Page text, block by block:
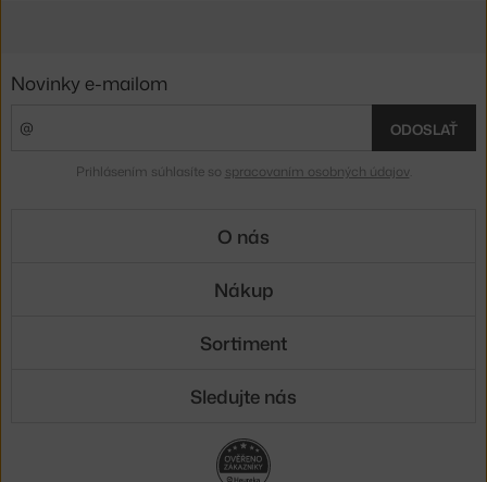
Novinky e-mailom
ODOSLAŤ
Prihlásením súhlasíte so spracovaním osobných údajov.
O nás
Nákup
Sortiment
Sledujte nás